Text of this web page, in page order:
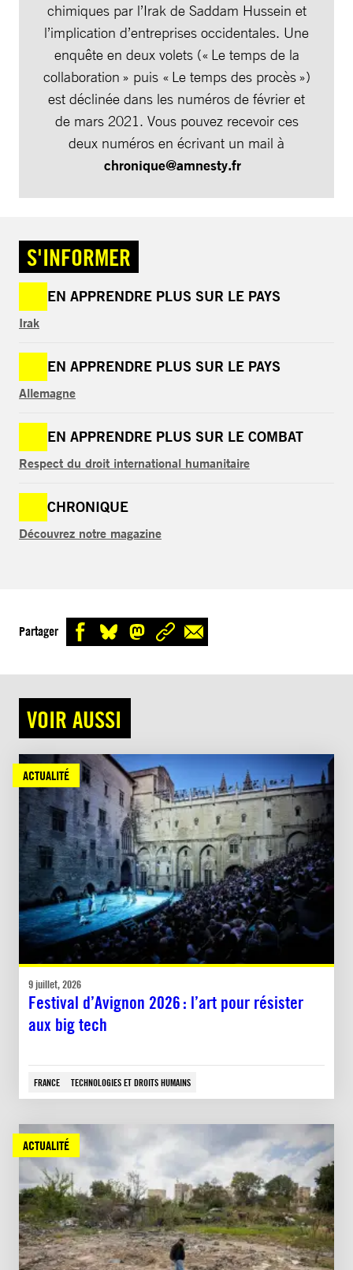
chimiques par l’Irak de Saddam Hussein et
l’implication d’entreprises occidentales. Une
enquête en deux volets (« Le temps de la
collaboration » puis « Le temps des procès »)
est déclinée dans les numéros de février et
de mars 2021. Vous pouvez recevoir ces
deux numéros en écrivant un mail à
chronique@amnesty.fr
S'INFORMER
EN APPRENDRE PLUS SUR LE PAYS
Irak
EN APPRENDRE PLUS SUR LE PAYS
Allemagne
EN APPRENDRE PLUS SUR LE COMBAT
Respect du droit international humanitaire
CHRONIQUE
Découvrez notre magazine
Partager
VOIR AUSSI
ACTUALITÉ
9 juillet, 2026
Festival d’Avignon 2026 : l’art pour résister
aux big tech
FRANCE TECHNOLOGIES ET DROITS HUMAINS
ACTUALITÉ